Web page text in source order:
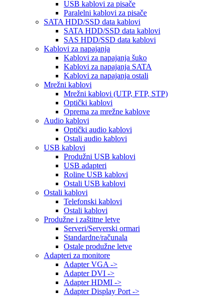
USB kablovi za pisače
Paralelni kablovi za pisače
SATA HDD/SSD data kablovi
SATA HDD/SSD data kablovi
SAS HDD/SSD data kablovi
Kablovi za napajanja
Kablovi za napajanja šuko
Kablovi za napajanja SATA
Kablovi za napajanja ostali
Mrežni kablovi
Mrežni kablovi (UTP, FTP, STP)
Optički kablovi
Oprema za mrežne kablove
Audio kablovi
Optički audio kablovi
Ostali audio kablovi
USB kablovi
Produžni USB kablovi
USB adapteri
Roline USB kablovi
Ostali USB kablovi
Ostali kablovi
Telefonski kablovi
Ostali kablovi
Produžne i zaštitne letve
Serveri/Serverski ormari
Standardne/računala
Ostale produžne letve
Adapteri za monitore
Adapter VGA ->
Adapter DVI ->
Adapter HDMI ->
Adapter Display Port ->